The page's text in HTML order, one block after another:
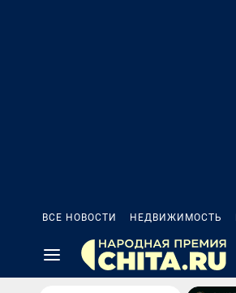
ВСЕ НОВОСТИ НЕДВИЖИМОСТЬ